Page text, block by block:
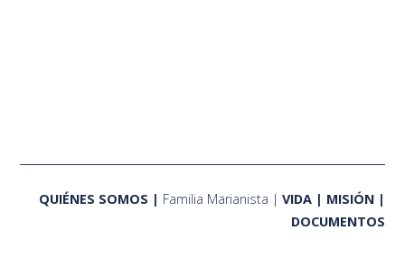
QUIÉNES SOMOS Familia Marianista VIDA
MISIÓN
DOCUMENTOS